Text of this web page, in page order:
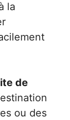
la
de
ou des